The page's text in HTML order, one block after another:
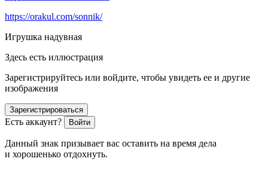
https://orakul.com/sonnik/
Игрушка надувная
Здесь есть иллюстрация
Зарегистрируйтесь или войдите, чтобы увидеть ее и другие
изображения
Зарегистрироваться
Есть аккаунт? Войти
Данный знак призывает вас оставить на время дела
и хорошенько отдохнуть.